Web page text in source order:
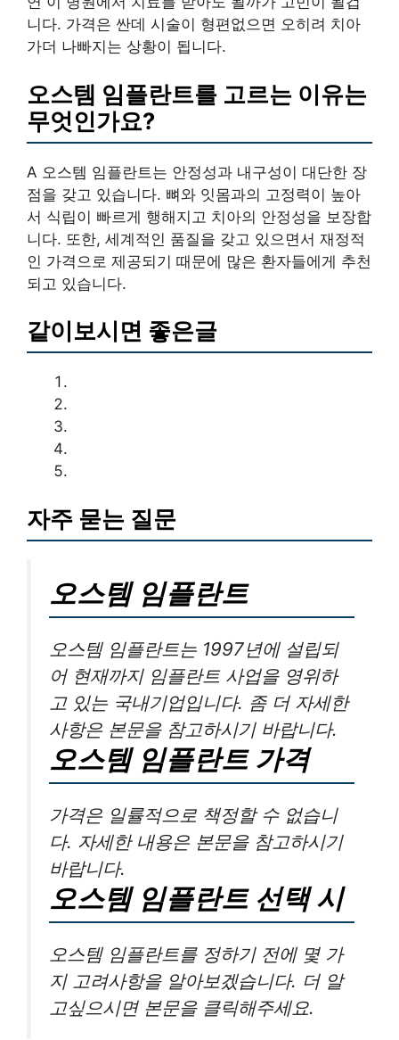
니다. 가격은 싼데 시술이 형편없으면 오히려 치아
가더 나빠지는 상황이 됩니다.
오스템 임플란트를 고르는 이유는
무엇인가요?
A 오스템 임플란트는 안정성과 내구성이 대단한 장
점을 갖고 있습니다. 뼈와 잇몸과의 고정력이 높아
서 식립이 빠르게 행해지고 치아의 안정성을 보장합
니다. 또한, 세계적인 품질을 갖고 있으면서 재정적
인 가격으로 제공되기 때문에 많은 환자들에게 추천
되고 있습니다.
같이보시면 좋은글
자주 묻는 질문
오스템 임플란트
오스템 임플란트는 1997년에 설립되
어 현재까지 임플란트 사업을 영위하
고 있는 국내기업입니다. 좀 더 자세한
사항은 본문을 참고하시기 바랍니다.
오스템 임플란트 가격
가격은 일률적으로 책정할 수 없습니
다. 자세한 내용은 본문을 참고하시기
바랍니다.
오스템 임플란트 선택 시
오스템 임플란트를 정하기 전에 몇 가
지 고려사항을 알아보겠습니다. 더 알
고싶으시면 본문을 클릭해주세요.